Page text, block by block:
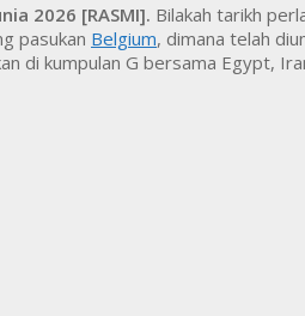
2026 [RASMI]. Bilakah tarikh
pasukan Belgium, dimana telah
di kumpulan G bersama Egypt,